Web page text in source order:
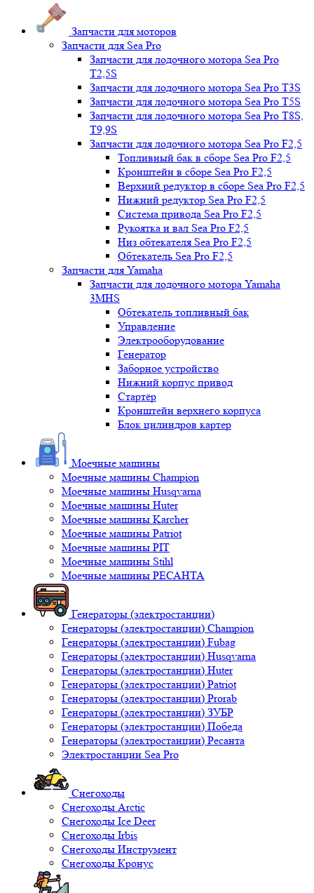
Запчасти для моторов
Запчасти для Sea Pro
Запчасти для лодочного мотора Sea Pro
Т2,5S
Запчасти для лодочного мотора Sea Pro Т3S
Запчасти для лодочного мотора Sea Pro Т5S
Запчасти для лодочного мотора Sea Pro Т8S,
T9,9S
Запчасти для лодочного мотора Sea Pro F2,5
Топливный бак в сборе Sea Pro F2,5
Кронштейн в сборе Sea Pro F2,5
Верхний редуктор в сборе Sea Pro F2,5
Нижний редуктор Sea Pro F2,5
Система привода Sea Pro F2,5
Рукоятка и вал Sea Pro F2,5
Низ обтекателя Sea Pro F2,5
Обтекатель Sea Pro F2,5
Запчасти для Yamaha
Запчасти для лодочного мотора Yamaha
3MHS
Обтекатель топливный бак
Управление
Электрооборудование
Генератор
Заборное устройство
Нижний корпус привод
Стартёр
Кронштейн верхнего корпуса
Блок цилиндров картер
Моечные машины
Моечные машины Champion
Моечные машины Husqvarna
Моечные машины Huter
Моечные машины Karcher
Моечные машины Patriot
Моечные машины PIT
Моечные машины Stihl
Моечные машины РЕСАНТА
Генераторы (электростанции)
Генераторы (электростанции) Champion
Генераторы (электростанции) Fubag
Генераторы (электростанции) Husqvarna
Генераторы (электростанции) Huter
Генераторы (электростанции) Patriot
Генераторы (электростанции) Prorab
Генераторы (электростанции) ЗУБР
Генераторы (электростанции) Победа
Генераторы (электростанции) Ресанта
Электростанции Sea Pro
Снегоходы
Снегоходы Arctic
Снегоходы Ice Deer
Снегоходы Irbis
Снегоходы Инструмент
Снегоходы Кронус